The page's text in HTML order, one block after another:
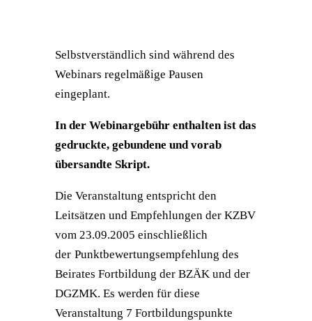
Selbstverständlich sind während des
Webinars regelmäßige Pausen
eingeplant.
In der Webinargebühr enthalten ist das
gedruckte, gebundene und vorab
übersandte Skript.
Die Veranstaltung entspricht den
Leitsätzen und Empfehlungen der KZBV
vom 23.09.2005 einschließlich
der Punktbewertungsempfehlung des
Beirates Fortbildung der BZÄK und der
DGZMK. Es werden für diese
Veranstaltung 7 Fortbildungspunkte